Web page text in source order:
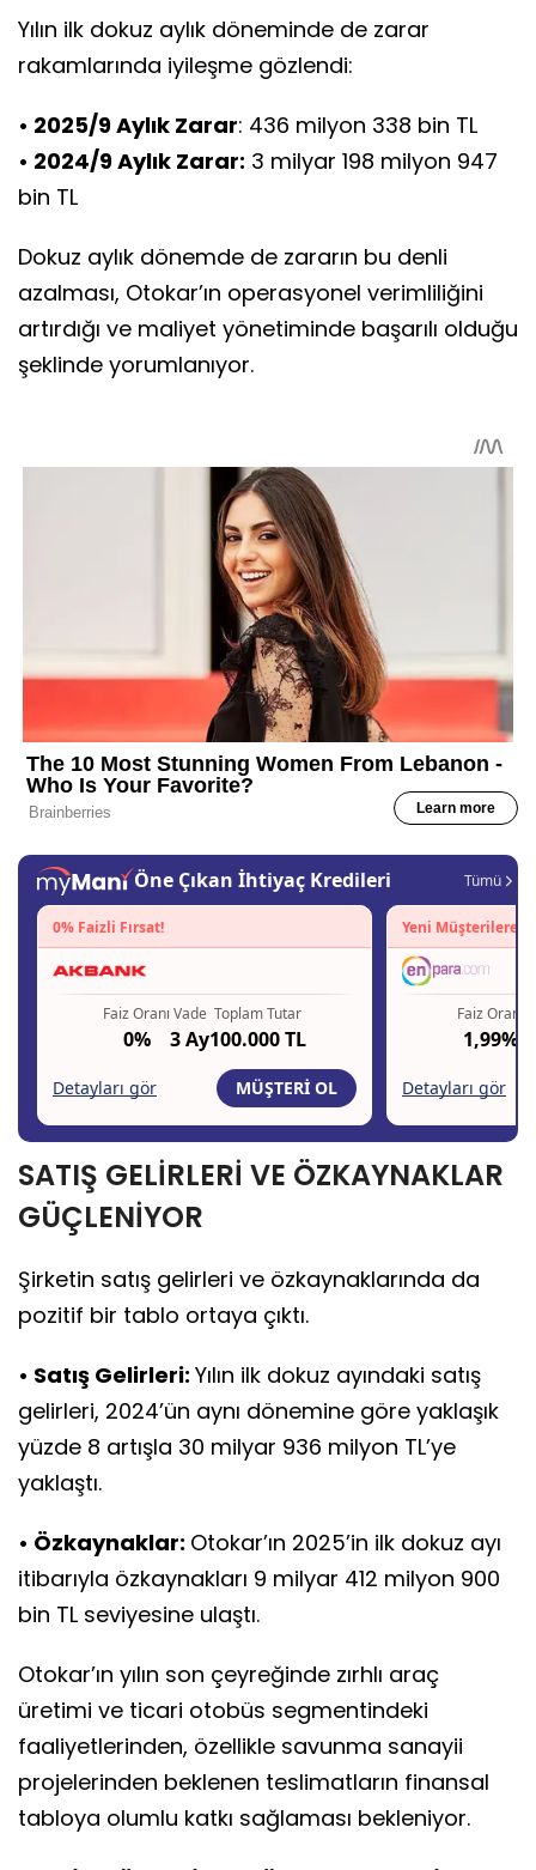
Yılın ilk dokuz aylık döneminde de zarar
rakamlarında iyileşme gözlendi:
• 2025/9 Aylık Zarar: 436 milyon 338 bin TL
• 2024/9 Aylık Zarar: 3 milyar 198 milyon 947
bin TL
Dokuz aylık dönemde de zararın bu denli
azalması, Otokar’ın operasyonel verimliliğini
artırdığı ve maliyet yönetiminde başarılı olduğu
şeklinde yorumlanıyor.
SATIŞ GELİRLERİ VE ÖZKAYNAKLAR
GÜÇLENİYOR
Şirketin satış gelirleri ve özkaynaklarında da
pozitif bir tablo ortaya çıktı.
• Satış Gelirleri: Yılın ilk dokuz ayındaki satış
gelirleri, 2024’ün aynı dönemine göre yaklaşık
yüzde 8 artışla 30 milyar 936 milyon TL’ye
yaklaştı.
• Özkaynaklar: Otokar’ın 2025’in ilk dokuz ayı
itibarıyla özkaynakları 9 milyar 412 milyon 900
bin TL seviyesine ulaştı.
Otokar’ın yılın son çeyreğinde zırhlı araç
üretimi ve ticari otobüs segmentindeki
faaliyetlerinden, özellikle savunma sanayii
projelerinden beklenen teslimatların finansal
tabloya olumlu katkı sağlaması bekleniyor.